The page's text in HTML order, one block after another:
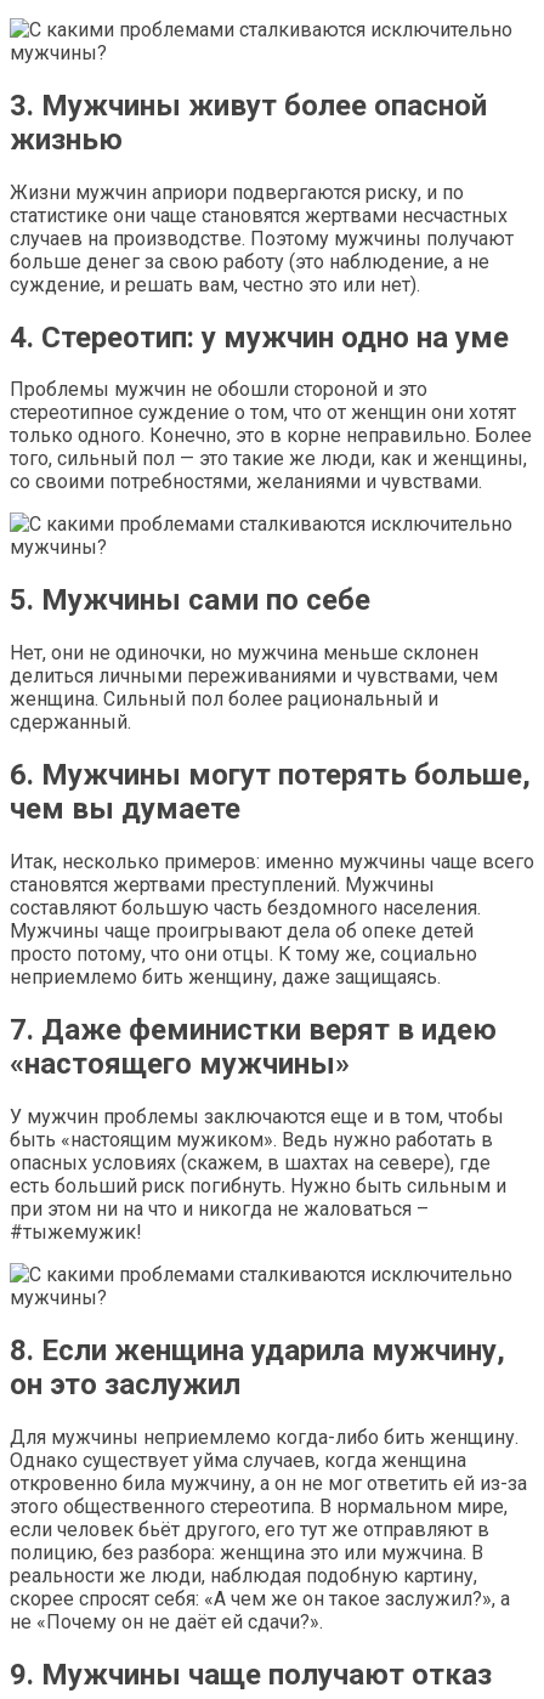
3. Мужчины живут более опасной
жизнью
Жизни мужчин априори подвергаются риску, и по
статистике они чаще становятся жертвами несчастных
случаев на производстве. Поэтому мужчины получают
больше денег за свою работу (это наблюдение, а не
суждение, и решать вам, честно это или нет).
4. Стереотип: у мужчин одно на уме
Проблемы мужчин не обошли стороной и это
стереотипное суждение о том, что от женщин они хотят
только одного. Конечно, это в корне неправильно. Более
того, сильный пол — это такие же люди, как и женщины,
со своими потребностями, желаниями и чувствами.
5. Мужчины сами по себе
Нет, они не одиночки, но мужчина меньше склонен
делиться личными переживаниями и чувствами, чем
женщина. Сильный пол более рациональный и
сдержанный.
6. Мужчины могут потерять больше,
чем вы думаете
Итак, несколько примеров: именно мужчины чаще всего
становятся жертвами преступлений. Мужчины
составляют большую часть бездомного населения.
Мужчины чаще проигрывают дела об опеке детей
просто потому, что они отцы. К тому же, социально
неприемлемо бить женщину, даже защищаясь.
7. Даже феминистки верят в идею
«настоящего мужчины»
У мужчин проблемы заключаются еще и в том, чтобы
быть «настоящим мужиком». Ведь нужно работать в
опасных условиях (скажем, в шахтах на севере), где
есть больший риск погибнуть. Нужно быть сильным и
при этом ни на что и никогда не жаловаться –
#тыжемужик!
8. Если женщина ударила мужчину,
он это заслужил
Для мужчины неприемлемо когда-либо бить женщину.
Однако существует уйма случаев, когда женщина
откровенно била мужчину, а он не мог ответить ей из-за
этого общественного стереотипа. В нормальном мире,
если человек бьёт другого, его тут же отправляют в
полицию, без разбора: женщина это или мужчина. В
реальности же люди, наблюдая подобную картину,
скорее спросят себя: «А чем же он такое заслужил?», а
не «Почему он не даёт ей сдачи?».
9. Мужчины чаще получают отказ